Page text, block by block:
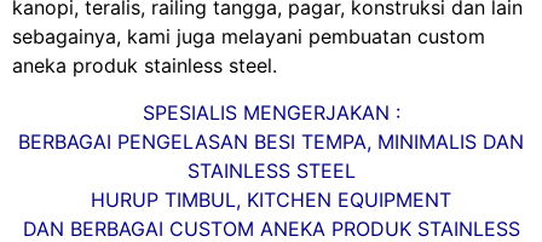
kanopi, teralis, railing tangga, pagar, konstruksi dan lain
sebagainya, kami juga melayani pembuatan custom
aneka produk stainless steel.
SPESIALIS MENGERJAKAN :
BERBAGAI PENGELASAN BESI TEMPA, MINIMALIS DAN
STAINLESS STEEL
HURUP TIMBUL, KITCHEN EQUIPMENT
DAN BERBAGAI CUSTOM ANEKA PRODUK STAINLESS